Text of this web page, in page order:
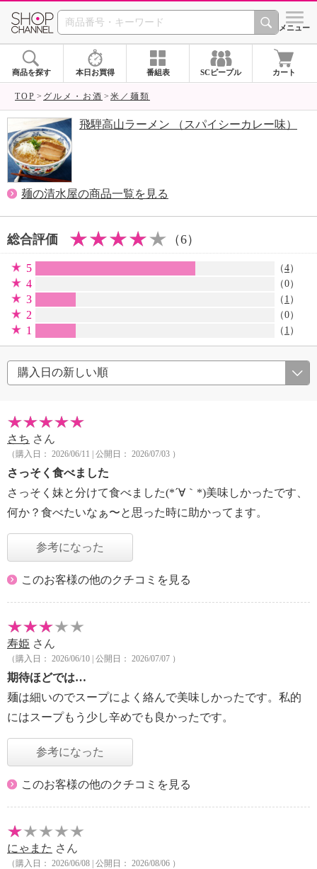
SHOP CHANNEL シメニュー
商品を探す 本日お買得 番組表 SCピープル カート
TOP グルメ・お酒 米／麺類
飛騨高山ラーメン （スパイシーカレー味）
麺の清水屋の商品一覧を見る
総合評価 （6）
5 （4）
4 （0）
3 （ 1 ）
2 （0）
1 （ 1 ）
さち さん
（購入日： 2026/06/11 | 公開日： 2026/07/03 ）
さっそく食べました
さっそく妹と分けて食べました(*´∀｀*)美味しかったです、
何か？食べたいなぁ〜と思った時に助かってます。
参考になった
このお客様の他のクチコミを見る
寿姫 さん
（購入日： 2026/06/10 | 公開日： 2026/07/07 ）
期待ほどでは…
麺は細いのでスープによく絡んで美味しかったです。私的
にはスープもう少し辛めでも良かったです。
参考になった
このお客様の他のクチコミを見る
にゃまた さん
（購入日： 2026/06/08 | 公開日： 2026/08/06 ）